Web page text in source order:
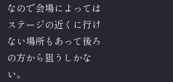
なので会場によっては
ステージの近くに行け
ない場所もあって後ろ
の方から狙うしかな
い。